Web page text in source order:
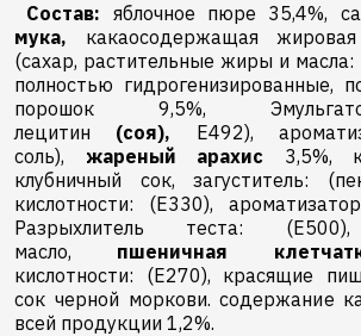
Состав: яблочное пюре 35,4%,
мука, какаосодержащая
(сахар, растительные жиры и масла:
полностью гидрогенизированные,
порошок 9,5%,
лецитин (соя), E492),
соль), жареный арахис 3,5%,
клубничный сок, загуститель:
кислотности: (E330),
Разрыхлитель теста: (E500),
масло, пшеничная
кислотности: (E270), красящие
сок черной моркови. содержание
всей продукции 1,2%.